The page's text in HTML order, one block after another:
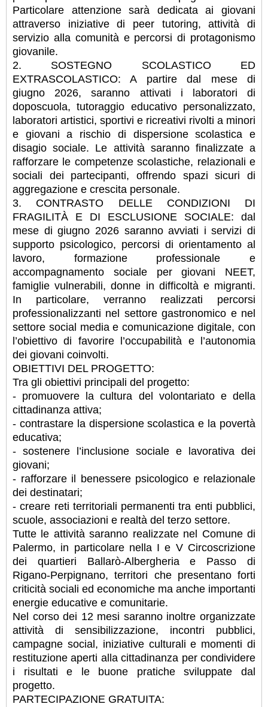
Particolare attenzione sarà dedicata ai giovani
attraverso iniziative di peer tutoring, attività di
servizio alla comunità e percorsi di protagonismo
giovanile.
2. SOSTEGNO SCOLASTICO ED
EXTRASCOLASTICO: A partire dal mese di
giugno 2026, saranno attivati i laboratori di
doposcuola, tutoraggio educativo personalizzato,
laboratori artistici, sportivi e ricreativi rivolti a minori
e giovani a rischio di dispersione scolastica e
disagio sociale. Le attività saranno finalizzate a
rafforzare le competenze scolastiche, relazionali e
sociali dei partecipanti, offrendo spazi sicuri di
aggregazione e crescita personale.
3. CONTRASTO DELLE CONDIZIONI DI
FRAGILITÀ E DI ESCLUSIONE SOCIALE: dal
mese di giugno 2026 saranno avviati i servizi di
supporto psicologico, percorsi di orientamento al
lavoro, formazione professionale e
accompagnamento sociale per giovani NEET,
famiglie vulnerabili, donne in difficoltà e migranti.
In particolare, verranno realizzati percorsi
professionalizzanti nel settore gastronomico e nel
settore social media e comunicazione digitale, con
l’obiettivo di favorire l’occupabilità e l’autonomia
dei giovani coinvolti.
OBIETTIVI DEL PROGETTO:
Tra gli obiettivi principali del progetto:
- promuovere la cultura del volontariato e della
cittadinanza attiva;
- contrastare la dispersione scolastica e la povertà
educativa;
- sostenere l’inclusione sociale e lavorativa dei
giovani;
- rafforzare il benessere psicologico e relazionale
dei destinatari;
- creare reti territoriali permanenti tra enti pubblici,
scuole, associazioni e realtà del terzo settore.
Tutte le attività saranno realizzate nel Comune di
Palermo, in particolare nella I e V Circoscrizione
dei quartieri Ballarò-Albergheria e Passo di
Rigano-Perpignano, territori che presentano forti
criticità sociali ed economiche ma anche importanti
energie educative e comunitarie.
Nel corso dei 12 mesi saranno inoltre organizzate
attività di sensibilizzazione, incontri pubblici,
campagne social, iniziative culturali e momenti di
restituzione aperti alla cittadinanza per condividere
i risultati e le buone pratiche sviluppate dal
progetto.
PARTECIPAZIONE GRATUITA: